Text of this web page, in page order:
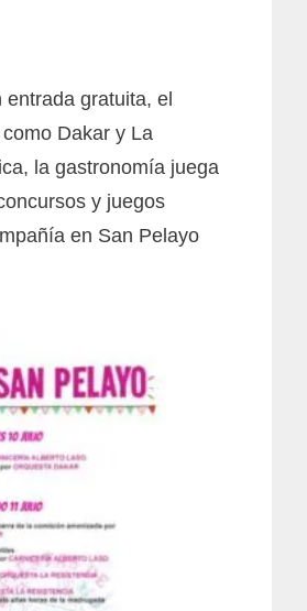
gratuita, el
Dakar y La
la gastronomía juega
y juegos
en San Pelayo